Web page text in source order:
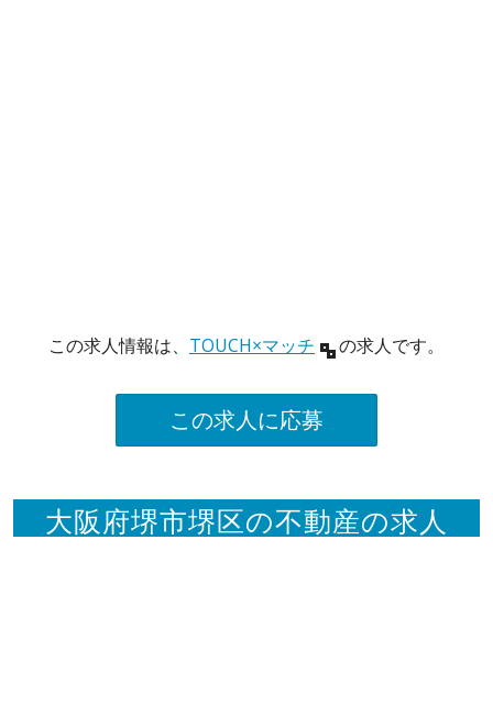
この求人情報は、 TOUCH×マッチ の求人です。
この求人に応募
大阪府堺市堺区の不動産の求人